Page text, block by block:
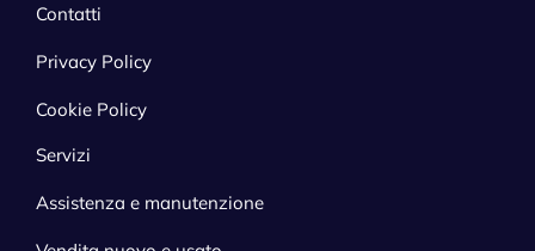
Contatti
Privacy Policy
Cookie Policy
Servizi
Assistenza e manutenzione